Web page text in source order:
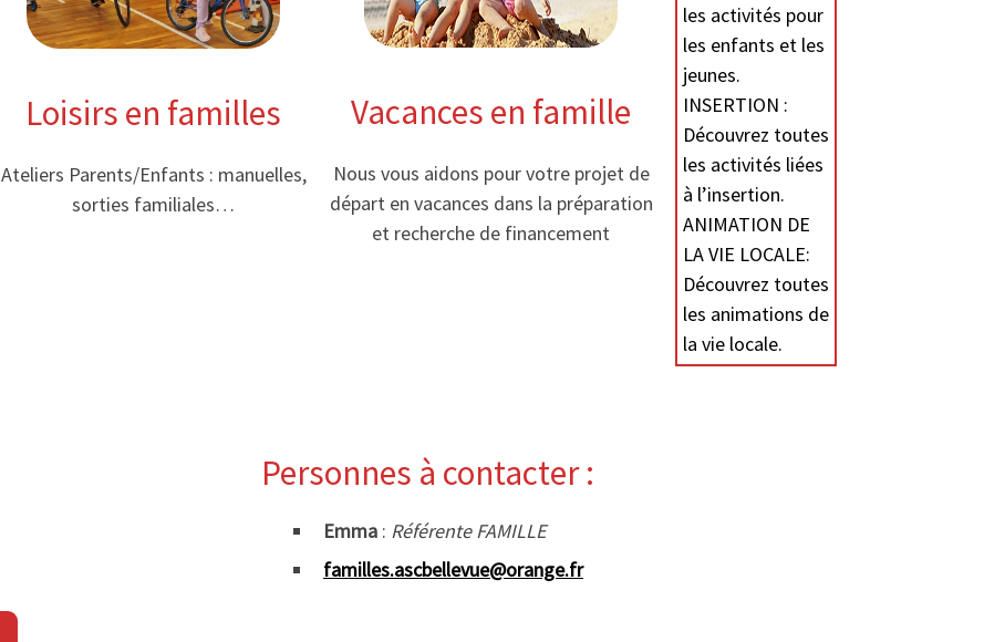
Loisirs en familles
Ateliers Parents/Enfants : manuelles,
sorties familiales…
Vacances en famille
Nous vous aidons pour votre projet de
départ en vacances dans la préparation
et recherche de financement
les activités pour
les enfants et les
jeunes.
INSERTION :
Découvrez toutes
les activités liées
à l’insertion.
ANIMATION DE
LA VIE LOCALE:
Découvrez toutes
les animations de
la vie locale.
Personnes à contacter :
Emma : Référente FAMILLE
familles.ascbellevue@orange.fr